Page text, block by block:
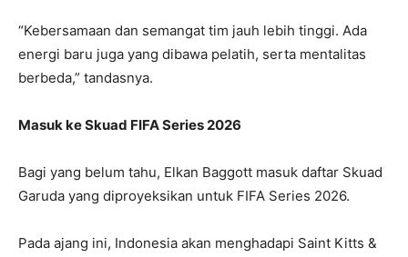
“Kebersamaan dan semangat tim jauh lebih tinggi. Ada
energi baru juga yang dibawa pelatih, serta mentalitas
berbeda,” tandasnya.
Masuk ke Skuad FIFA Series 2026
Bagi yang belum tahu, Elkan Baggott masuk daftar Skuad
Garuda yang diproyeksikan untuk FIFA Series 2026.
Pada ajang ini, Indonesia akan menghadapi Saint Kitts &